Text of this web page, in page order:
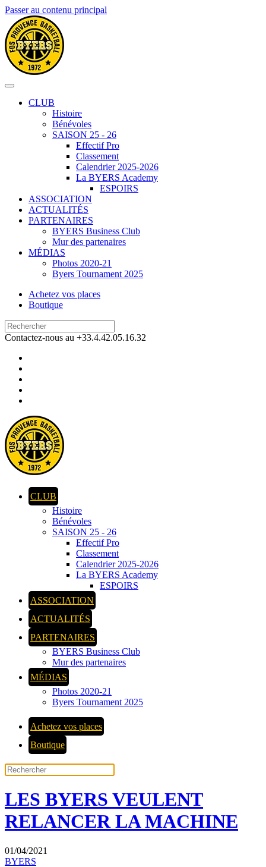
Passer au contenu principal
CLUB
Histoire
Bénévoles
SAISON 25 - 26
Effectif Pro
Classement
Calendrier 2025-2026
La BYERS Academy
ESPOIRS
ASSOCIATION
ACTUALITÉS
PARTENAIRES
BYERS Business Club
Mur des partenaires
MÉDIAS
Photos 2020-21
Byers Tournament 2025
Achetez vos places
Boutique
Contactez-nous au +33.4.42.05.16.32
CLUB
Histoire
Bénévoles
SAISON 25 - 26
Effectif Pro
Classement
Calendrier 2025-2026
La BYERS Academy
ESPOIRS
ASSOCIATION
ACTUALITÉS
PARTENAIRES
BYERS Business Club
Mur des partenaires
MÉDIAS
Photos 2020-21
Byers Tournament 2025
Achetez vos places
Boutique
LES BYERS VEULENT
RELANCER LA MACHINE
01/04/2021
BYERS